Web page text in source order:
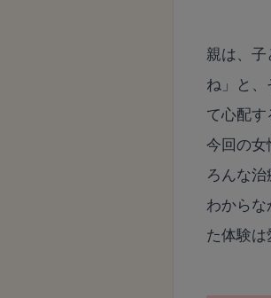
親は、
ね」と
て心配
今回の
ろんな
わからな
た体験は